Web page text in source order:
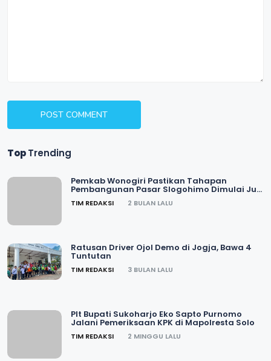
POST COMMENT
TopTrending
Pemkab Wonogiri Pastikan Tahapan
Pembangunan Pasar Slogohimo Dimulai Juli
TIM REDAKSI 2 BULAN LALU
Ratusan Driver Ojol Demo di Jogja, Bawa 4
Tuntutan
TIM REDAKSI 3 BULAN LALU
Plt Bupati Sukoharjo Eko Sapto Purnomo
Jalani Pemeriksaan KPK di Mapolresta Solo
TIM REDAKSI 2 MINGGU LALU